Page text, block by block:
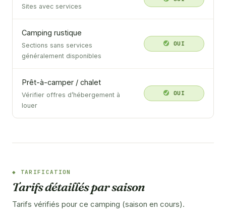
Sites avec services
Camping rustique
Sections sans services
généralement disponibles
OUI
Prêt-à-camper / chalet
Vérifier offres d’hébergement à
louer
OUI
TARIFICATION
Tarifs détaillés par saison
Tarifs vérifiés pour ce camping (saison en cours).